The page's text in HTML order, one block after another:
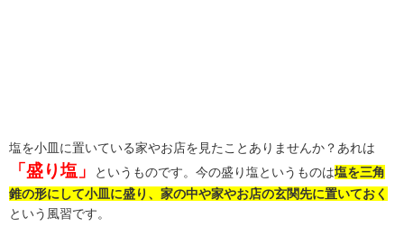
塩を小皿に置いている家やお店を見たことありませんか？あれは
「盛り塩」 というものです。今の盛り塩というものは塩を三角
錐の形にして小皿に盛り、家の中や家やお店の玄関先に置いておく
という風習です。